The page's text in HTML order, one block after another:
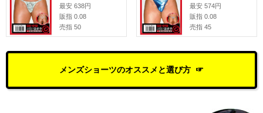
最安 638円
販指 0.08
売指 50
最安 574円
販指 0.08
売指 45
メンズショーツのオススメと選び方